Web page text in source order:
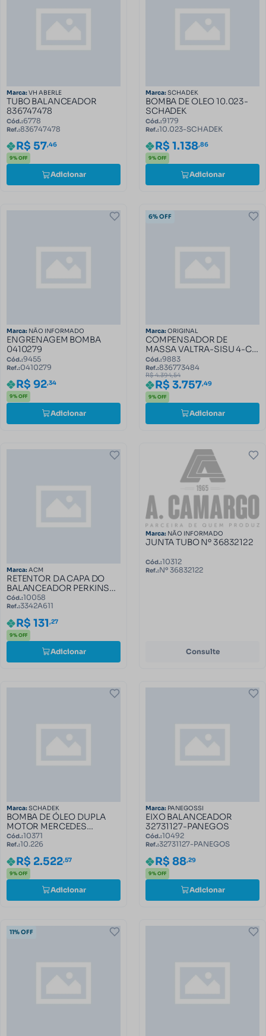
Marca:VH ABERLE
TUBO BALANCEADOR
836747478
Cód.:6778
Ref.:836747478
R$ 57,46
9% OFF
Adicionar
Marca:SCHADEK
BOMBA DE OLEO 10.023-
SCHADEK
Cód.:9179
Ref.:10.023-SCHADEK
R$ 1.138,86
9% OFF
Adicionar
Marca: NÃO INFORMADO
ENGRENAGEM BOMBA
0410279
Cód.:9455
Ref.:0410279
R$ 92,34
9% OFF
Adicionar
6% OFF
Marca:ORIGINAL
COMPENSADOR DE
MASSA VALTRA-SISU 4-CIL
836773484
Cód.:9883
Ref.:836773484
R$ 4.394,54
R$ 3.757,49
9% OFF
Adicionar
Marca:ACM
RETENTOR DA CAPA DO
BALANCEADOR PERKINS
4236T 3342A611
Cód.:10058
Ref.:3342A611
R$ 131,27
9% OFF
Adicionar
Marca: NÃO INFORMADO
JUNTA TUBO Nº 36832122
Cód.:10312
Ref.:Nº 36832122
Consulte
Marca:SCHADEK
BOMBA DE ÓLEO DUPLA
MOTOR MERCEDES
OM352, OM366 10.226
Cód.:10371
Ref.:10.226
R$ 2.522,57
9% OFF
Adicionar
Marca: PANEGOSSI
EIXO BALANCEADOR
32731127-PANEGOS
Cód.:10492
Ref.:32731127-PANEGOS
R$ 88,29
9% OFF
Adicionar
11% OFF